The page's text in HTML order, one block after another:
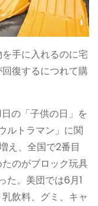
手に入れるのに宅
復するにつれて購
の「子供の日」を
ルトラマン」に関
え、全国で2番目
のがブロック玩具
た。美団では6月1
飲料、グミ、キャ